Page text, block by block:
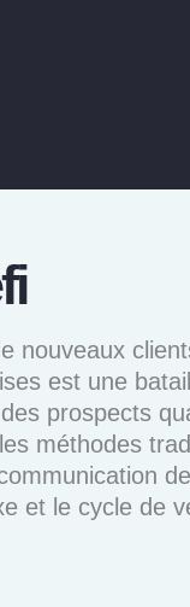
nouveaux
est une
prospects
méthodes
et le cycle de